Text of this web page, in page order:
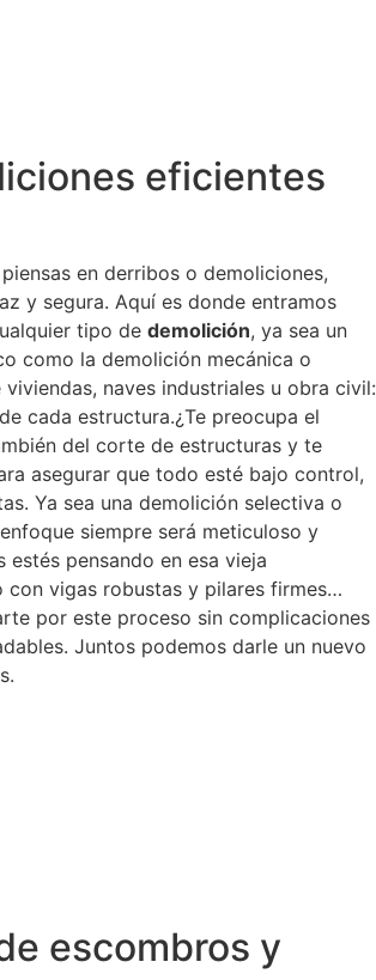
eficientes
en derribos o demoliciones,
y segura. Aquí es donde entramos
tipo de demolición, ya sea un
como la demolición mecánica o
naves industriales u obra civil:
cada estructura.¿Te preocupa el
del corte de estructuras y te
asegurar que todo esté bajo control,
Ya sea una demolición selectiva o
siempre será meticuloso y
pensando en esa vieja
vigas robustas y pilares firmes…
por este proceso sin complicaciones
Juntos podemos darle un nuevo
escombros y